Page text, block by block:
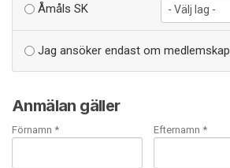
Åmåls SK
Jag ansöker endast om medlemskap
Anmälan gäller
Förnamn * Efternamn *